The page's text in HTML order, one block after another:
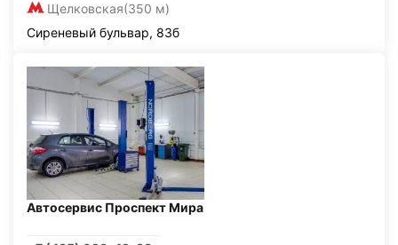
Щелковская(350 м)
Сиреневый бульвар, 83б
Автосервис Проспект Мира